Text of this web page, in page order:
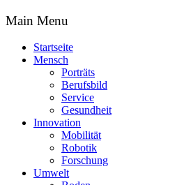
Main Menu
Startseite
Mensch
Porträts
Berufsbild
Service
Gesundheit
Innovation
Mobilität
Robotik
Forschung
Umwelt